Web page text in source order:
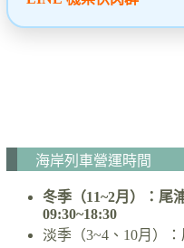
海岸列車營運時間
冬季（11~2月）：尾
09:30~18:30
淡季（3~4、10月）